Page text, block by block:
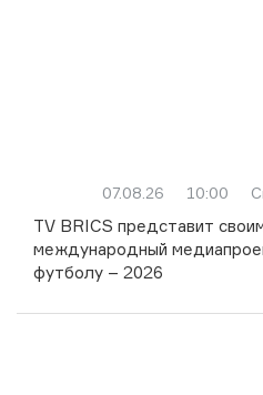
07.08.26 10:00
TV BRICS представит
международный
футболу – 2026